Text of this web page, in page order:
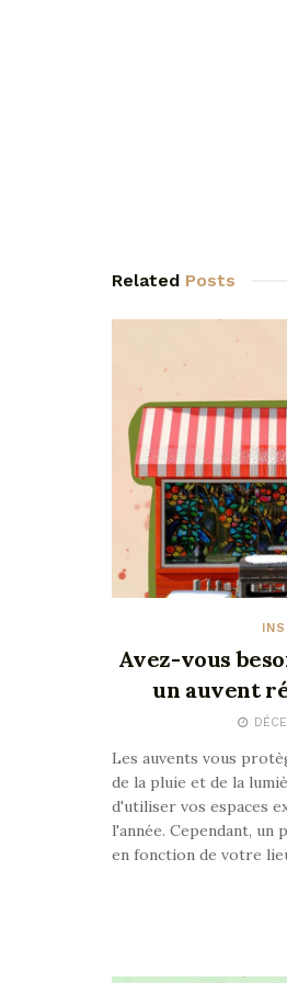
Related Posts
Avez-vous
un auvent
Les auvents vous
de la pluie et de la
d'utiliser vos espaces
l'année. Cependant,
en fonction de votre